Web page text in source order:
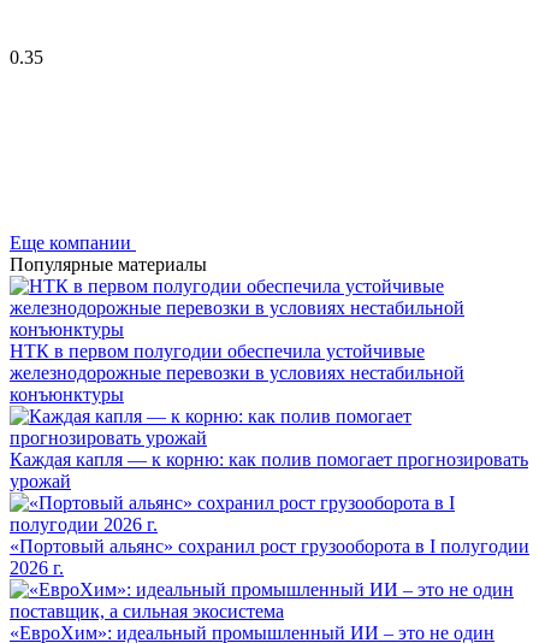
0.35
Еще компании
Популярные материалы
НТК в первом полугодии обеспечила устойчивые
железнодорожные перевозки в условиях нестабильной
конъюнктуры
Каждая капля — к корню: как полив помогает прогнозировать
урожай
«Портовый альянс» сохранил рост грузооборота в I полугодии
2026 г.
«ЕвроХим»: идеальный промышленный ИИ – это не один